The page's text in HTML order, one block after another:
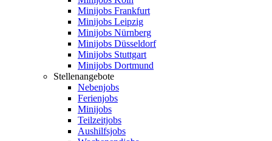
Minijobs Frankfurt
Minijobs Leipzig
Minijobs Nürnberg
Minijobs Düsseldorf
Minijobs Stuttgart
Minijobs Dortmund
Stellenangebote
Nebenjobs
Ferienjobs
Minijobs
Teilzeitjobs
Aushilfsjobs